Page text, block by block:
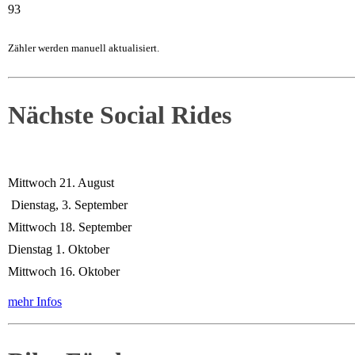
93
Zähler werden manuell aktualisiert.
Nächste Social Rides
Mittwoch 21. August
Dienstag, 3. September
Mittwoch 18. September
Dienstag 1. Oktober
Mittwoch 16. Oktober
mehr Infos